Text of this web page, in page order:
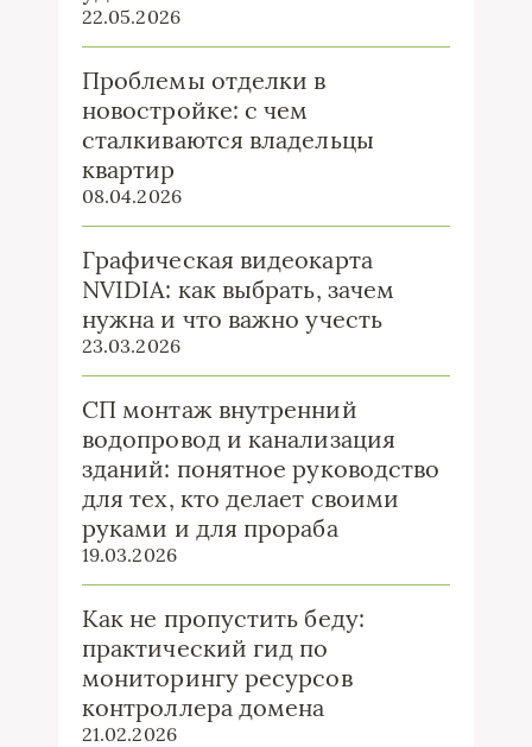
22.05.2026
Проблемы отделки в
новостройке: с чем
сталкиваются владельцы
квартир
08.04.2026
Графическая видеокарта
NVIDIA: как выбрать, зачем
нужна и что важно учесть
23.03.2026
СП монтаж внутренний
водопровод и канализация
зданий: понятное руководство
для тех, кто делает своими
руками и для прораба
19.03.2026
Как не пропустить беду:
практический гид по
мониторингу ресурсов
контроллера домена
21.02.2026